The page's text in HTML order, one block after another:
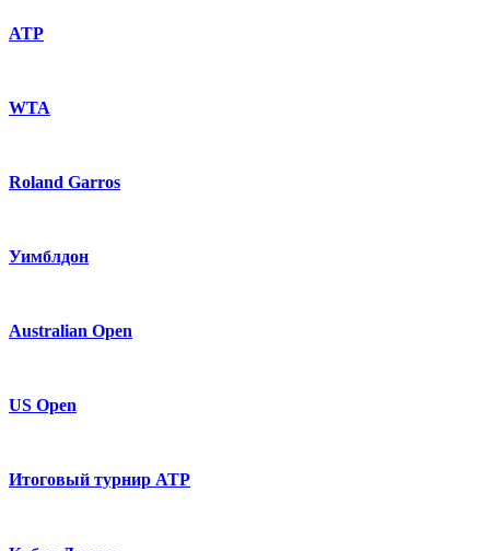
ATP
WTA
Roland Garros
Уимблдон
Australian Open
US Open
Итоговый турнир ATP